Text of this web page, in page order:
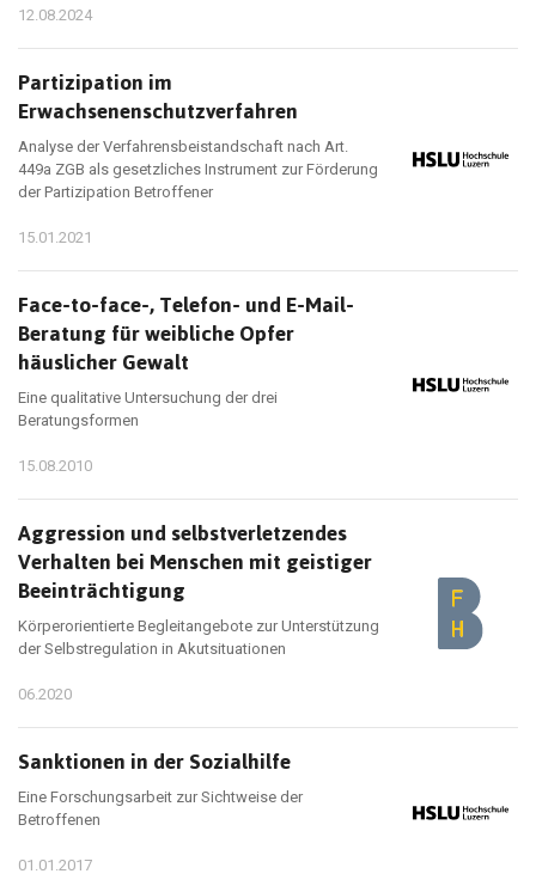
12.08.2024
Partizipation im
Erwachsenenschutzverfahren
Analyse der Verfahrensbeistandschaft nach Art.
449a ZGB als gesetzliches Instrument zur Förderung
der Partizipation Betroffener
15.01.2021
Face-to-face-, Telefon- und E-Mail-
Beratung für weibliche Opfer
häuslicher Gewalt
Eine qualitative Untersuchung der drei
Beratungsformen
15.08.2010
Aggression und selbstverletzendes
Verhalten bei Menschen mit geistiger
Beeinträchtigung
Körperorientierte Begleitangebote zur Unterstützung
der Selbstregulation in Akutsituationen
06.2020
Sanktionen in der Sozialhilfe
Eine Forschungsarbeit zur Sichtweise der
Betroffenen
01.01.2017